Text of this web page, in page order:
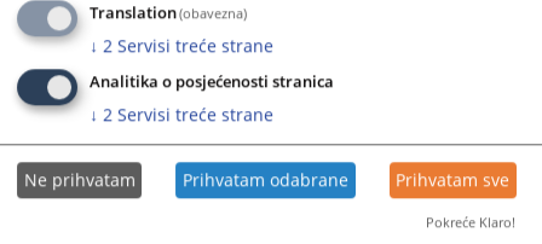
Translation(obavezna)
↓ 2 Servisi treće strane
Analitika o posjećenosti stranica
↓ 2 Servisi treće strane
Ne prihvatam Prihvatam odabrane Prihvatam sve
Pokreće Klaro!